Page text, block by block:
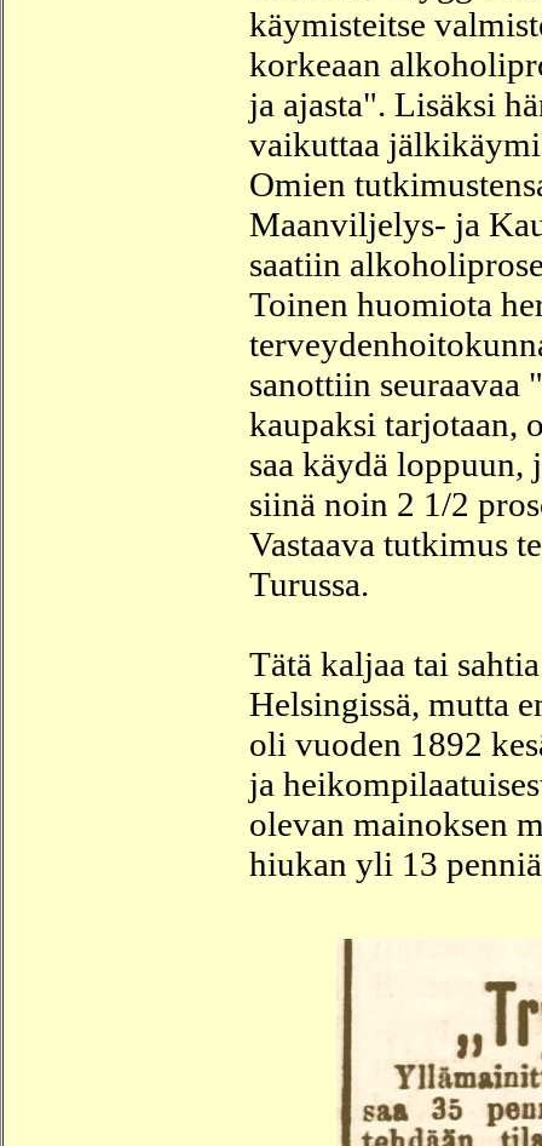
käymisteitse
korkeaan
ja ajasta". Lisäksi
vaikuttaa
Omien
Maanviljelys- ja
saatiin
Toinen huomiota
sanottiin seuraavaa
kaupaksi tarjotaan,
saa käydä
siinä noin 2 1/2
Vastaava tutkimus
Turussa.
Tätä kaljaa tai
Helsingissä, mutta
oli vuoden 1892
ja
olevan mainoksen
hiukan yli 13